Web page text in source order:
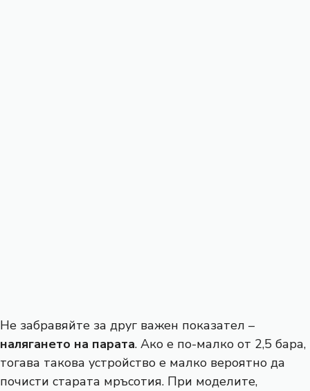
Не забравяйте за друг важен показател –
налягането на парата. Ако е по-малко от 2,5 бара,
тогава такова устройство е малко вероятно да
почисти старата мръсотия. При моделите,